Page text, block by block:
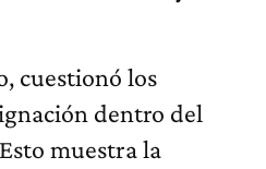
cuestionó los
dentro del
muestra la